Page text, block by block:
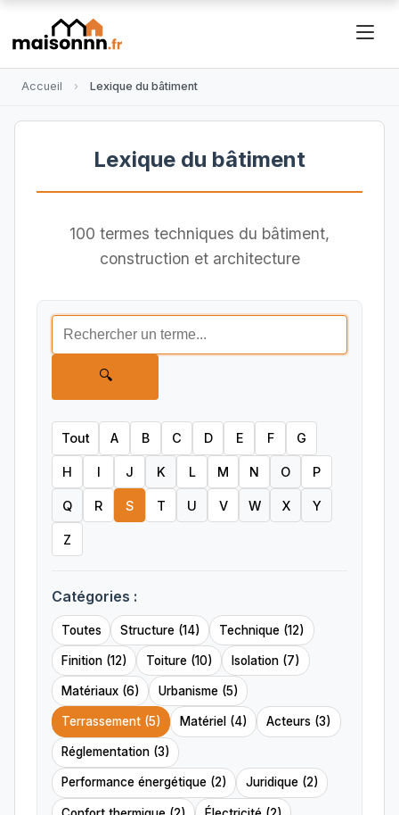
Accueil Lexique du bâtiment
Lexique du bâtiment
100 termes techniques du bâtiment,
construction et architecture
🔍
Tout A B C D E F G
H I J K L M N O P
Q R S T U V W X Y
Z
Catégories :
Toutes Structure (14) Technique (12)
Finition (12) Toiture (10) Isolation (7)
Matériaux (6) Urbanisme (5)
Terrassement (5) Matériel (4) Acteurs (3)
Réglementation (3)
Performance énergétique (2) Juridique (2)